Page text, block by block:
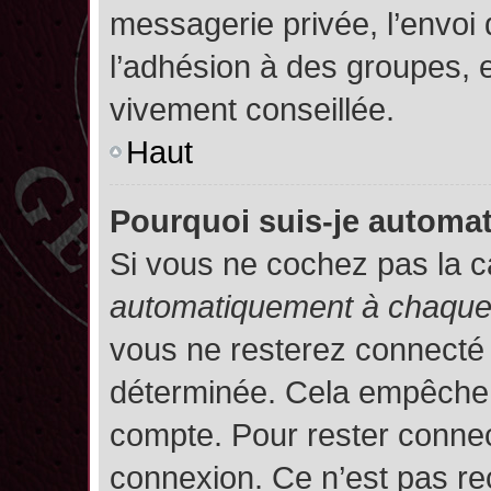
messagerie privée,
l’adhésion à des groupes,
vivement conseillée.
Haut
Pourquoi suis-je
Si vous ne cochez pas la
automatiquement à
vous ne resterez
déterminée. Cela
compte. Pour rester
connexion. Ce n’est pas